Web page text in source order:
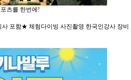
츠를 한번에!
포함★ 체험다이빙 사진촬영 한국인강사 장비